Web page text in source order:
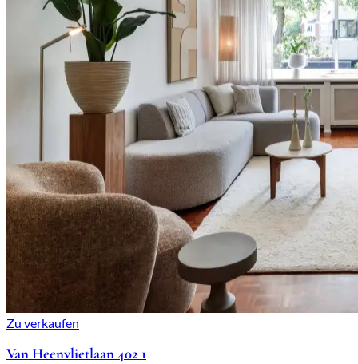
Zu verkaufen
Van Heenvlietlaan 402 1